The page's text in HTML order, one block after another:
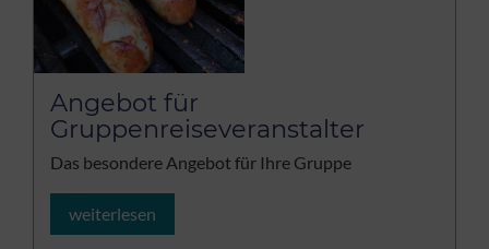
Angebot für
Gruppenreiseveranstalter
Das besondere Angebot für Ihre Gruppe
weiterlesen